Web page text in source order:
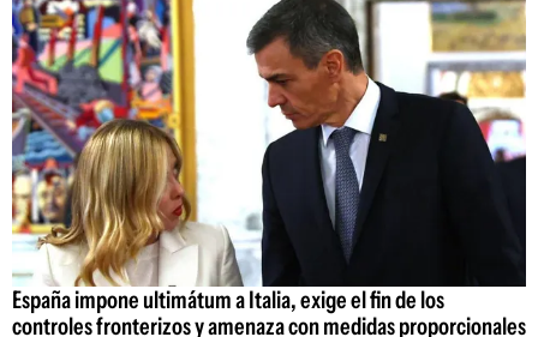
España impone ultimátum a Italia, exige el fin de los
controles fronterizos y amenaza con medidas proporcionales